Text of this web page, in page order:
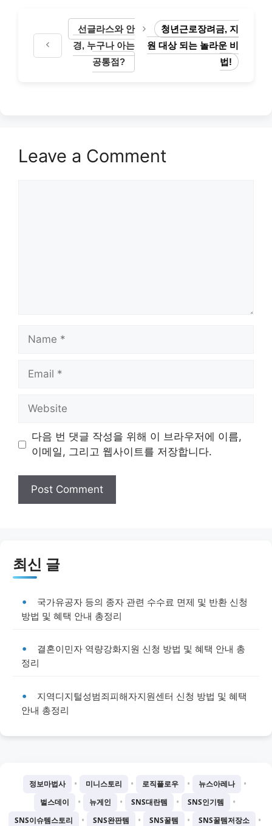
선글라스와 안
경, 누구나 아는
공통점?
청년근로장려금, 지
원 대상 되는 놀라운 비
법!
Leave a Comment
Name
Email
Website
다음 번 댓글 작성을 위해 이 브라우저에 이름,
이메일, 그리고 웹사이트를 저장합니다.
최신 글
국가유공자 등의 종자 관련 수수료 면제 및 반환 신청
방법 및 혜택 안내 총정리
결혼이민자 역량강화지원 신청 방법 및 혜택 안내 총
정리
지역디지털성범죄피해자지원센터 신청 방법 및 혜택
안내 총정리
정보마법사 • 미니스토리 • 로직플로우 • 뉴스아레나 •
벌스데이 • 뉴게인 • SNS대란템 • SNS인기템 •
SNS이슈템스토리 • SNS완판템 • SNS꿀템 • SNS꿀템저장소 •